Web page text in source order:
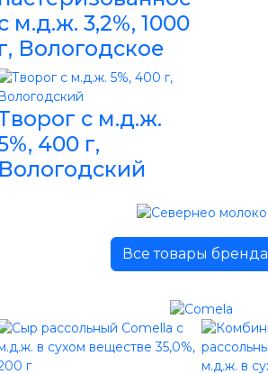
м.д.ж. 3,2%, 1000
Вологодское
с м.д.ж.
400 г,
Все товары бренда